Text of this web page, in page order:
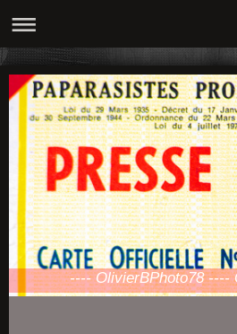
---- OlivierBPhoto78 ----